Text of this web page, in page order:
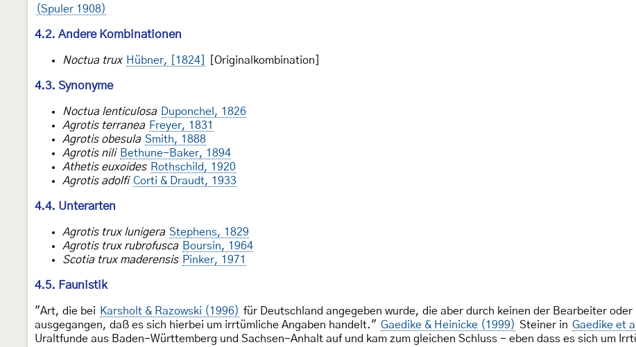
(Spuler 1908)
4.2. Andere Kombinationen
Noctua trux Hübner, [1824] [Originalkombination]
4.3. Synonyme
Noctua lenticulosa
Duponchel, 1826
Agrotis terranea Freyer, 1831
Agrotis obesula Smith, 1888
Agrotis nili Bethune-Baker, 1894
Athetis euxoides Rothschild, 1920
Agrotis adolfi Corti & Draudt, 1933
4.4. Unterarten
Agrotis trux lunigera Stephens, 1829
Agrotis trux rubrofusca Boursin, 1964
Scotia trux maderensis Pinker, 1971
4.5. Faunistik
"Art, die bei Karsholt & Razowski (1996) für Deutschland angegeben wurde, die aber durch keinen der Bearbeiter
ausgegangen, daß es sich hierbei um irrtümliche Angaben handelt." Gaedike & Heinicke (1999) Steiner in Gaedike et
Uraltfunde aus Baden-Württemberg und Sachsen-Anhalt auf und kam zum gleichen Schluss - eben dass es sich um